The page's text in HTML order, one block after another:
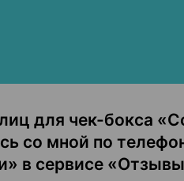
для чек-бокса
со мной по
в сервисе